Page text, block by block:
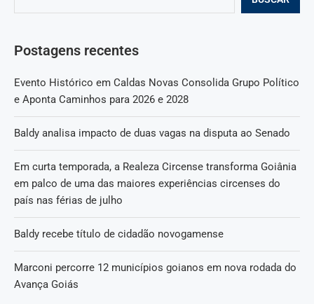
Postagens recentes
Evento Histórico em Caldas Novas Consolida Grupo Político
e Aponta Caminhos para 2026 e 2028
Baldy analisa impacto de duas vagas na disputa ao Senado
Em curta temporada, a Realeza Circense transforma Goiânia
em palco de uma das maiores experiências circenses do
país nas férias de julho
Baldy recebe título de cidadão novogamense
Marconi percorre 12 municípios goianos em nova rodada do
Avança Goiás